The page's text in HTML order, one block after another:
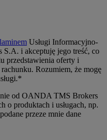
Usługi Informacyjno-
i akceptuję jego treść, co
przedstawienia oferty i
Rozumiem, że mogę
od OANDA TMS Brokers
o produktach i usługach, np.
przeze mnie dane